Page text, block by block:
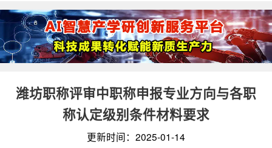
潍坊职称评审中职称申报专业方向与各职
称认定级别条件材料要求
更新时间：2025-01-14